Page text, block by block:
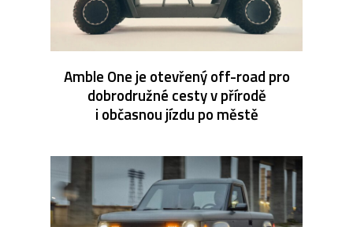
Amble One je otevřený off-road pro
dobrodružné cesty v přírodě
i občasnou jízdu po městě